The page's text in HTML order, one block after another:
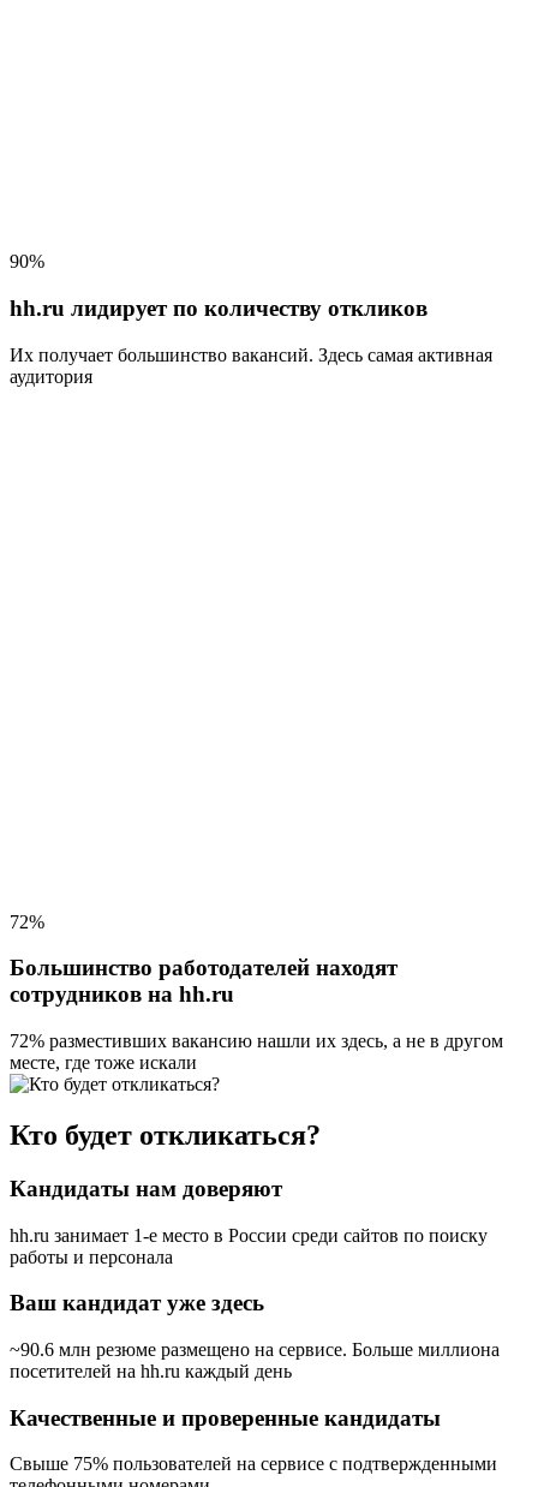
90%
hh.ru лидирует по количеству откликов
Их получает большинство вакансий. Здесь самая активная
аудитория
72%
Большинство работодателей находят
сотрудников на hh.ru
72% разместивших вакансию нашли их здесь, а не в другом
месте, где тоже искали
Кто будет откликаться?
Кандидаты нам доверяют
hh.ru занимает 1-е место в России среди сайтов по поиску
работы и персонала
Ваш кандидат уже здесь
~90.6 млн резюме размещено на сервисе. Больше миллиона
посетителей на hh.ru каждый день
Качественные и проверенные кандидаты
Свыше 75% пользователей на сервисе с подтвержденными